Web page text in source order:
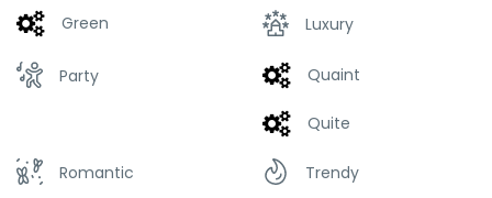
Green Luxury
Party Quaint
Quite
Romantic Trendy